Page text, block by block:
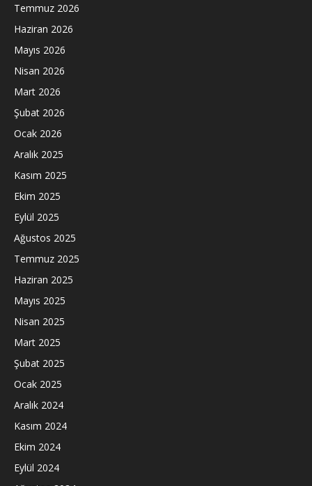
Temmuz 2026
Haziran 2026
Mayıs 2026
Nisan 2026
Mart 2026
Şubat 2026
Ocak 2026
Aralık 2025
Kasım 2025
Ekim 2025
Eylül 2025
Ağustos 2025
Temmuz 2025
Haziran 2025
Mayıs 2025
Nisan 2025
Mart 2025
Şubat 2025
Ocak 2025
Aralık 2024
Kasım 2024
Ekim 2024
Eylül 2024